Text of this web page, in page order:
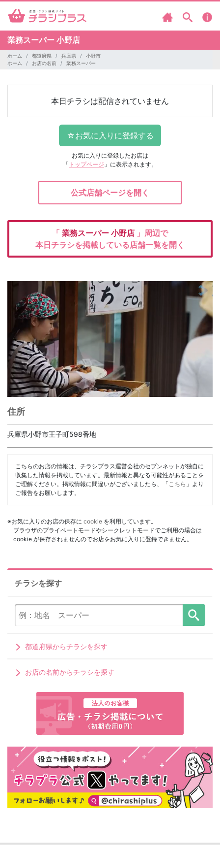
業務スーパー 小野店
ホーム 都道府県 兵庫県
小野市
ホーム
お店の名前 業務スーパー
本日チラシは配信されていません
お気に入りに登録したお店は
「 トップページ 」に表示されます。
公式店舗ページを開く
「 業務スーパー 小野店 」周辺で
本日チラシを掲載している店舗一覧を開く
住所
兵庫県小野市王子町598番地
こちらのお店の情報は、チラシプラス運営会社のセブンネットが独自に
収集した情報を掲載しています。最新情報と異なる可能性があることを
ご理解ください。掲載情報に間違いがございましたら、「 こちら 」より
ご報告をお願いします。
※お気に入りのお店の保存に cookie を利用しています。
ブラウザのプライベートモードやシークレットモードでご利用の場合は
cookie が保存されませんのでお店をお気に入りに登録できません。
チラシを探す
都道府県からチラシを探す
お店の名前からチラシを探す